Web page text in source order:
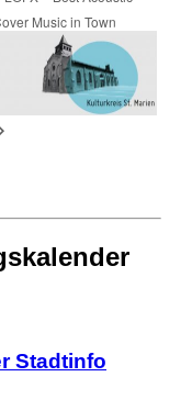
Music in Town
Stadtinfo